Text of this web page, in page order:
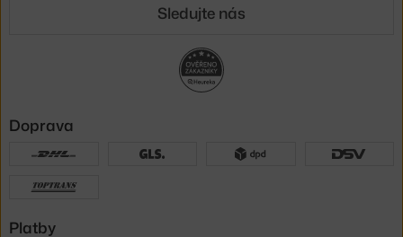
Sledujte nás
Doprava
Platby